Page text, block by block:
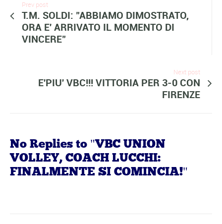
Prev post
T.M. SOLDI: "ABBIAMO DIMOSTRATO,
ORA E' ARRIVATO IL MOMENTO DI
VINCERE"
Next post
E'PIU' VBC!!! VITTORIA PER 3-0 CON
FIRENZE
No Replies to "VBC UNION
VOLLEY, COACH LUCCHI:
FINALMENTE SI COMINCIA!"